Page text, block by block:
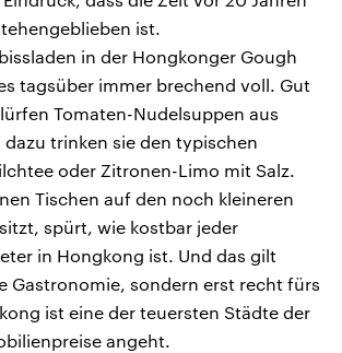
ist.
in der Hongkonger Gough
tagsüber immer brechend voll. Gut
Tomaten-Nudelsuppen aus
dazu trinken sie den typischen
oder Zitronen-Limo mit Salz.
Tischen auf den noch kleineren
spürt, wie kostbar jeder
in Hongkong ist. Und das gilt
Gastronomie, sondern erst recht fürs
ist eine der teuersten Städte der
angeht.